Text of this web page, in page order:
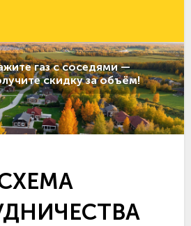
газ с соседями —
скидку за объём!